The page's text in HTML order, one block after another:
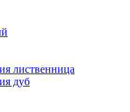
лиственница
дуб